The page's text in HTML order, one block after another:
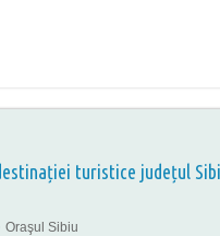
turistice județul
Oraşul Sibiu